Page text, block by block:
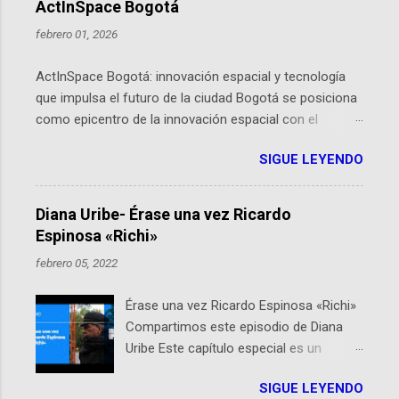
ActInSpace Bogotá
febrero 01, 2026
ActInSpace Bogotá: innovación espacial y tecnología
que impulsa el futuro de la ciudad Bogotá se posiciona
como epicentro de la innovación espacial con el
hackathon global que convierte tecnologías de la
Agencia Espacial Europea en soluciones prácticas para
la vida cotidiana. Este evento, organizado por el
Planetario de Bogotá del Idartes y la Universidad de los
Andes, reúne a expertos como el presidente de Airbus
Colombia y líderes del sector aeroespacial para inspirar
por qué importa en Bogotá ActInSpace es una
competencia mundial que opera en más de 60
ciudades, donde participantes tienen 24 horas para
idear startups basadas en tecnologías espaciales
SIGUE LEYENDO
Diana Uribe- Érase una vez Ricardo
Espinosa «Richi»
febrero 05, 2022
Érase una vez Ricardo Espinosa «Richi»
Compartimos este episodio de Diana
Uribe Este capítulo especial es un
encuentran en el espíritu de este
SIGUE LEYENDO